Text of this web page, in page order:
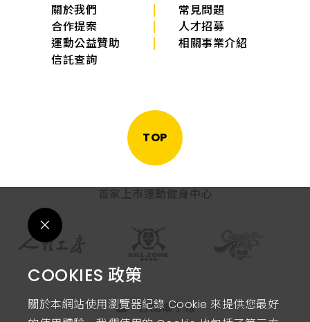
關於我們
常見問題
合作提案
人才招募
運動公益贊助
相關事業介紹
信託查詢
TOP
首家上市運動健身中心
訂閱電子報
COOKIES 政策
關於本網站使用瀏覽器紀錄 Cookie 來提供您最好